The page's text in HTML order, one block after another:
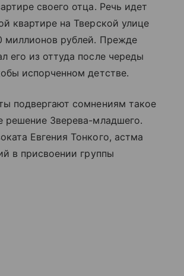
своего отца. Речь идет
квартире на Тверской улице
миллионов рублей. Прежде
его из оттуда после череды
испорченном детстве.
подвергают сомнениям такое
решение Зверева-младшего.
Евгения Тонкого, астма
в присвоении группы